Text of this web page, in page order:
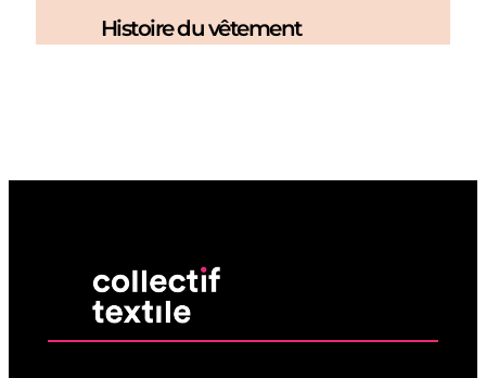
Histoire du vêtement